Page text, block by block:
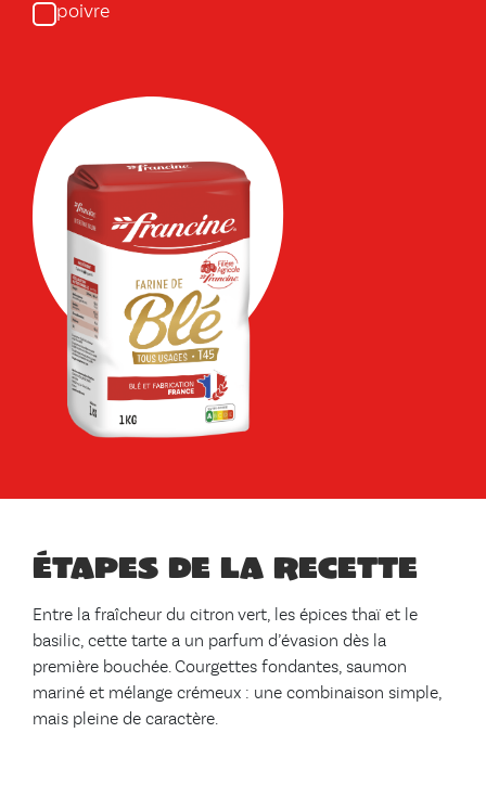
poivre
Étapes de la recette
Entre la fraîcheur du citron vert, les épices thaï et le
basilic, cette tarte a un parfum d’évasion dès la
première bouchée. Courgettes fondantes, saumon
mariné et mélange crémeux : une combinaison simple,
mais pleine de caractère.